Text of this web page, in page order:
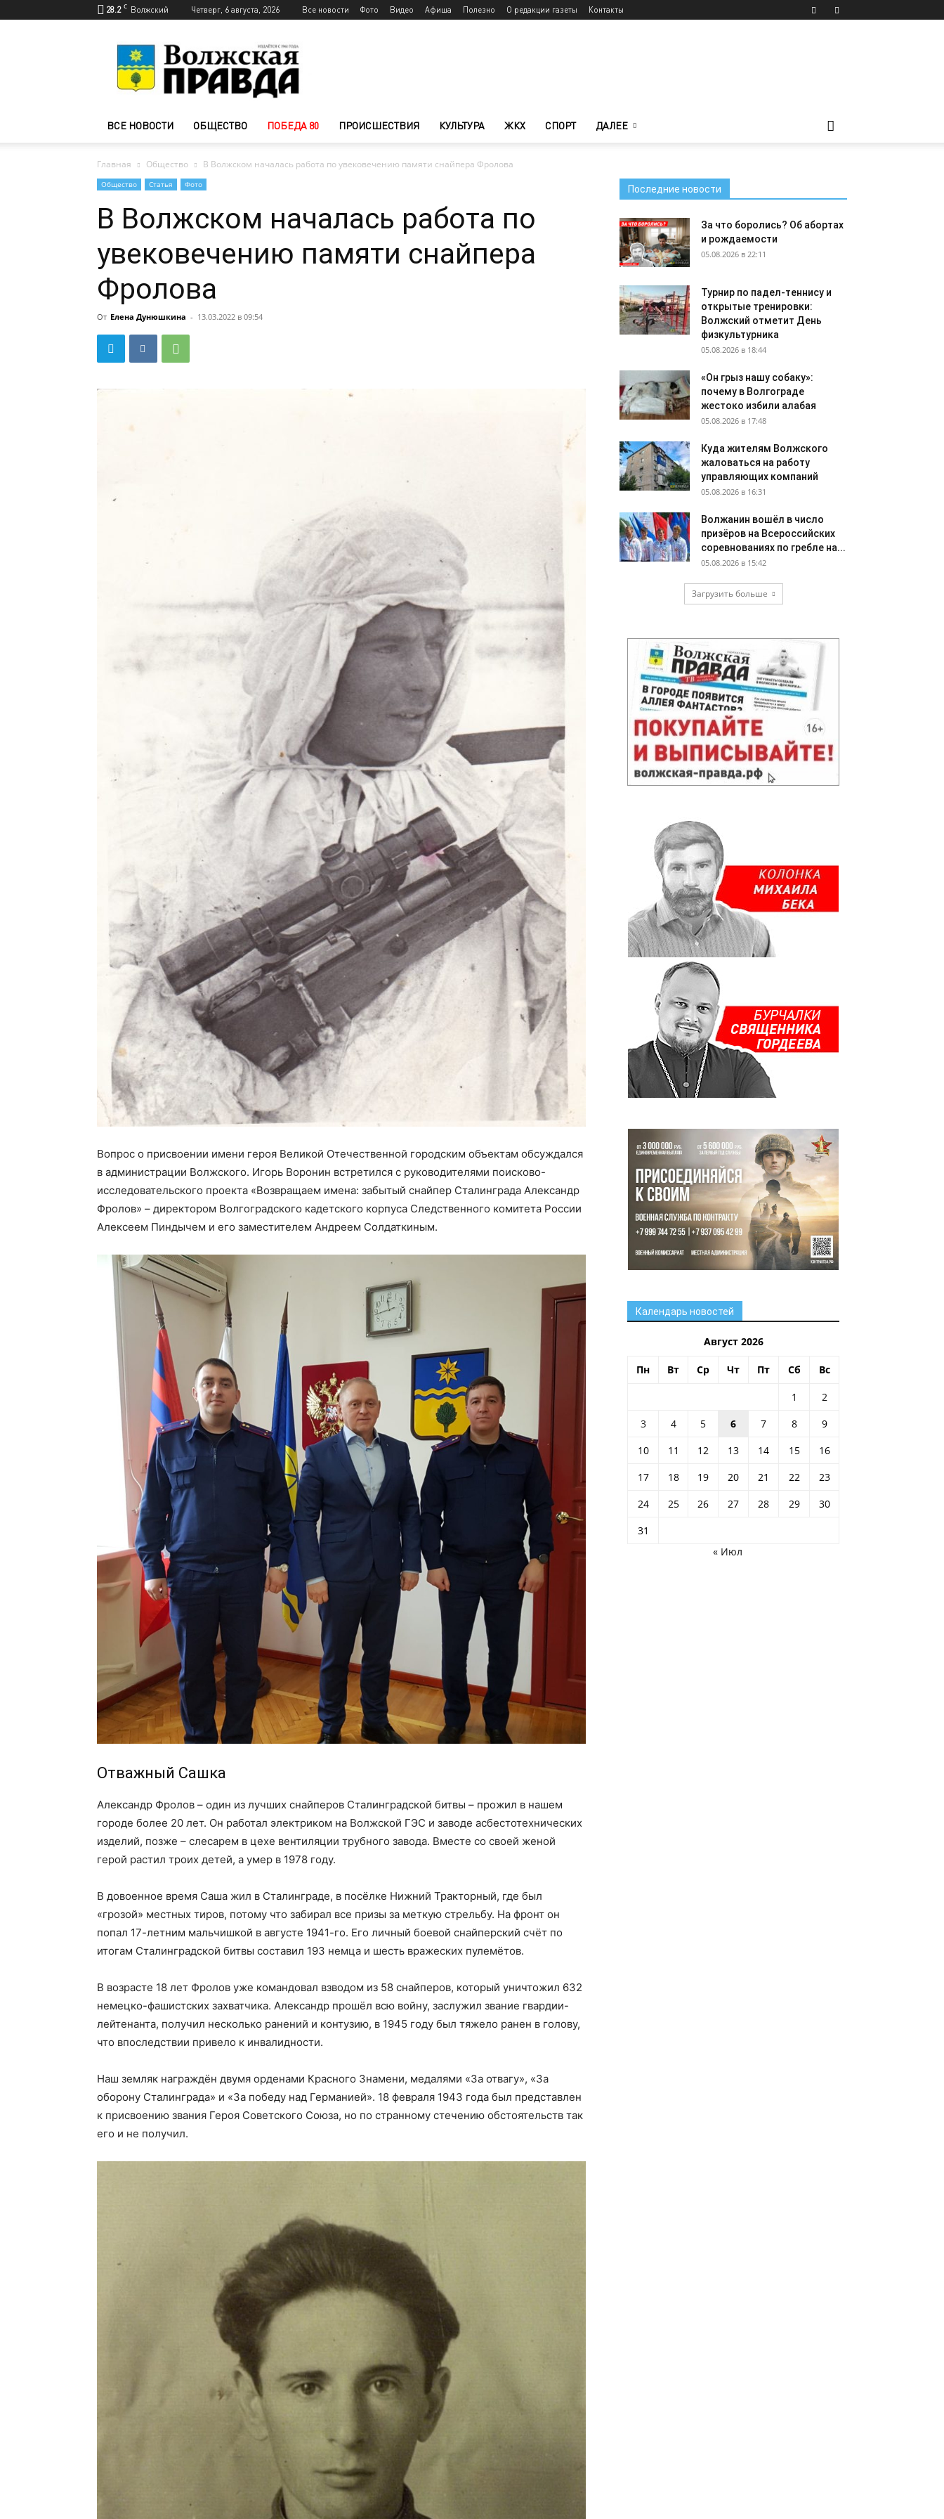
28.2 C Волжский Четверг, 6 августа, 2026 Все новости Фото Видео Афиша Полезно О редакции газеты Контакты
Волжского
—
Волжская
ВСЕ НОВОСТИ ОБЩЕСТВО ПОБЕДА 80 ПРОИСШЕСТВИЯ КУЛЬТУРА ЖКХ СПОРТ ДАЛЕЕ
Главная Общество В Волжском началась работа по увековечению памяти снайпера Фролова
Общество Статья Фото
В Волжском началась работа по
увековечению памяти снайпера
Фролова
От Елена Дунюшкина - 13.03.2022 в 09:54
Вопрос о присвоении имени героя Великой Отечественной городским объектам обсуждался
в администрации Волжского. Игорь Воронин встретился с руководителями поисково-
исследовательского проекта «Возвращаем имена: забытый снайпер Сталинграда Александр
Фролов» – директором Волгоградского кадетского корпуса Следственного комитета России
Алексеем Пиндычем и его заместителем Андреем Солдаткиным.
Отважный Сашка
Александр Фролов – один из лучших снайперов Сталинградской битвы – прожил в нашем
городе более 20 лет. Он работал электриком на Волжской ГЭС и заводе асбестотехнических
изделий, позже – слесарем в цехе вентиляции трубного завода. Вместе со своей женой
герой растил троих детей, а умер в 1978 году.
В довоенное время Саша жил в Сталинграде, в посёлке Нижний Тракторный, где был
«грозой» местных тиров, потому что забирал все призы за меткую стрельбу. На фронт он
попал 17-летним мальчишкой в августе 1941-го. Его личный боевой снайперский счёт по
итогам Сталинградской битвы составил 193 немца и шесть вражеских пулемётов.
В возрасте 18 лет Фролов уже командовал взводом из 58 снайперов, который уничтожил 632
немецко-фашистских захватчика. Александр прошёл всю войну, заслужил звание гвардии-
лейтенанта, получил несколько ранений и контузию, в 1945 году был тяжело ранен в голову,
что впоследствии привело к инвалидности.
Наш земляк награждён двумя орденами Красного Знамени, медалями «За отвагу», «За
оборону Сталинграда» и «За победу над Германией». 18 февраля 1943 года был представлен
к присвоению звания Героя Советского Союза, но по странному стечению обстоятельств так
его и не получил.
Последние новости
За что боролись? Об абортах
и рождаемости
05.08.2026 в 22:11
Турнир по падел-теннису и
открытые тренировки:
Волжский отметит День
физкультурника
05.08.2026 в 18:44
«Он грыз нашу собаку»:
почему в Волгограде
жестоко избили алабая
05.08.2026 в 17:48
Куда жителям Волжского
жаловаться на работу
управляющих компаний
05.08.2026 в 16:31
Волжанин вошёл в число
призёров на Всероссийских
соревнованиях по гребле на...
05.08.2026 в 15:42
Загрузить больше
Календарь новостей
Август 2026
Пн Вт Ср Чт Пт Сб Вс
1
2
3
4 5 6 7 8
9
10
11 12 13 14 15
16
17
18 19 20 21 22
23
24
25 26 27 28 29
30
31
« Июл